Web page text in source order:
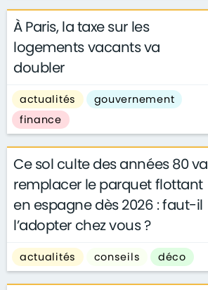
À Paris, la taxe sur les
logements vacants va
doubler
actualités
gouvernement
finance
Ce sol culte des années 80 va
remplacer le parquet flottant
en espagne dès 2026 : faut-il
l’adopter chez vous ?
actualités conseils déco